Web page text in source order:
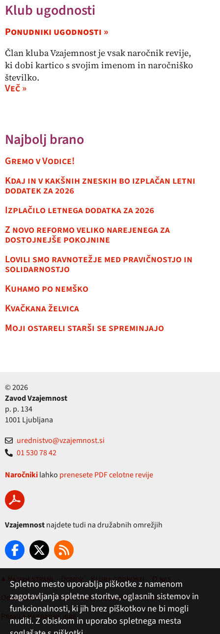
Klub ugodnosti
Ponudniki ugodnosti »
Član kluba Vzajemnost je vsak naročnik revije,
ki dobi kartico s svojim imenom in naročniško
številko.
Več »
Najbolj brano
Gremo v Vodice!
Kdaj in v kakšnih zneskih bo izplačan letni
dodatek za 2026
Izplačilo letnega dodatka za 2026
Z novo reformo veliko narejenega za
dostojnejše pokojnine
Lovili smo ravnotežje med pravičnostjo in
solidarnostjo
Kuhamo po nemško
Kvačkana želvica
Moji ostareli starši se spreminjajo
© 2026
Zavod Vzajemnost
p. p. 134
1001 Ljubljana
urednistvo@vzajemnost.si
01 530 78 42
Naročnikilahko prenesete PDF celotne revije
Vzajemnostnajdete tudi na družabnih omrežjih
▲ Na vrh strani Domov Klub ugodnosti
O nas
Oglaševanje
Pogoji rabe, zasebnost in piškotki
Pravila nagradne igre
Spletno mesto uporablja piškotke z namenom
zagotavljanja spletne storitve, oglasnih sistemov in
funkcionalnosti, ki jih brez piškotkov ne bi mogli
nuditi. Z obiskom in uporabo spletnega mesta